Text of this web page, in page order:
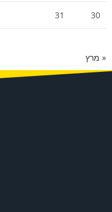
30
31
« מרץ